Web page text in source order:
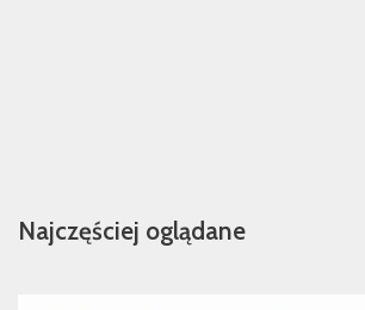
Najczęściej oglądane